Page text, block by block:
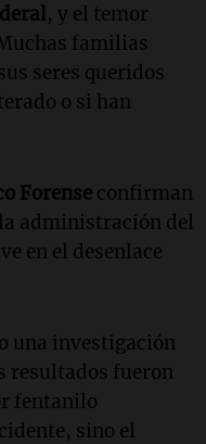
, y el temor
familias
seres queridos
o si han
Forense confirman
administración del
en el desenlace
una investigación
resultados fueron
fentanilo
sino el